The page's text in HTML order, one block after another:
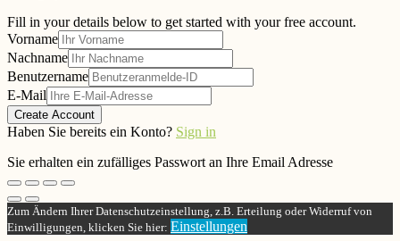
Fill in your details below to get started with your free account.
Vorname
Nachname
Benutzername
E-Mail
Create Account
Haben Sie bereits ein Konto? Sign in
Sie erhalten ein zufälliges Passwort an Ihre Email Adresse
Zum Ändern Ihrer Datenschutzeinstellung, z.B. Erteilung oder Widerruf von
Einwilligungen, klicken Sie hier: Einstellungen